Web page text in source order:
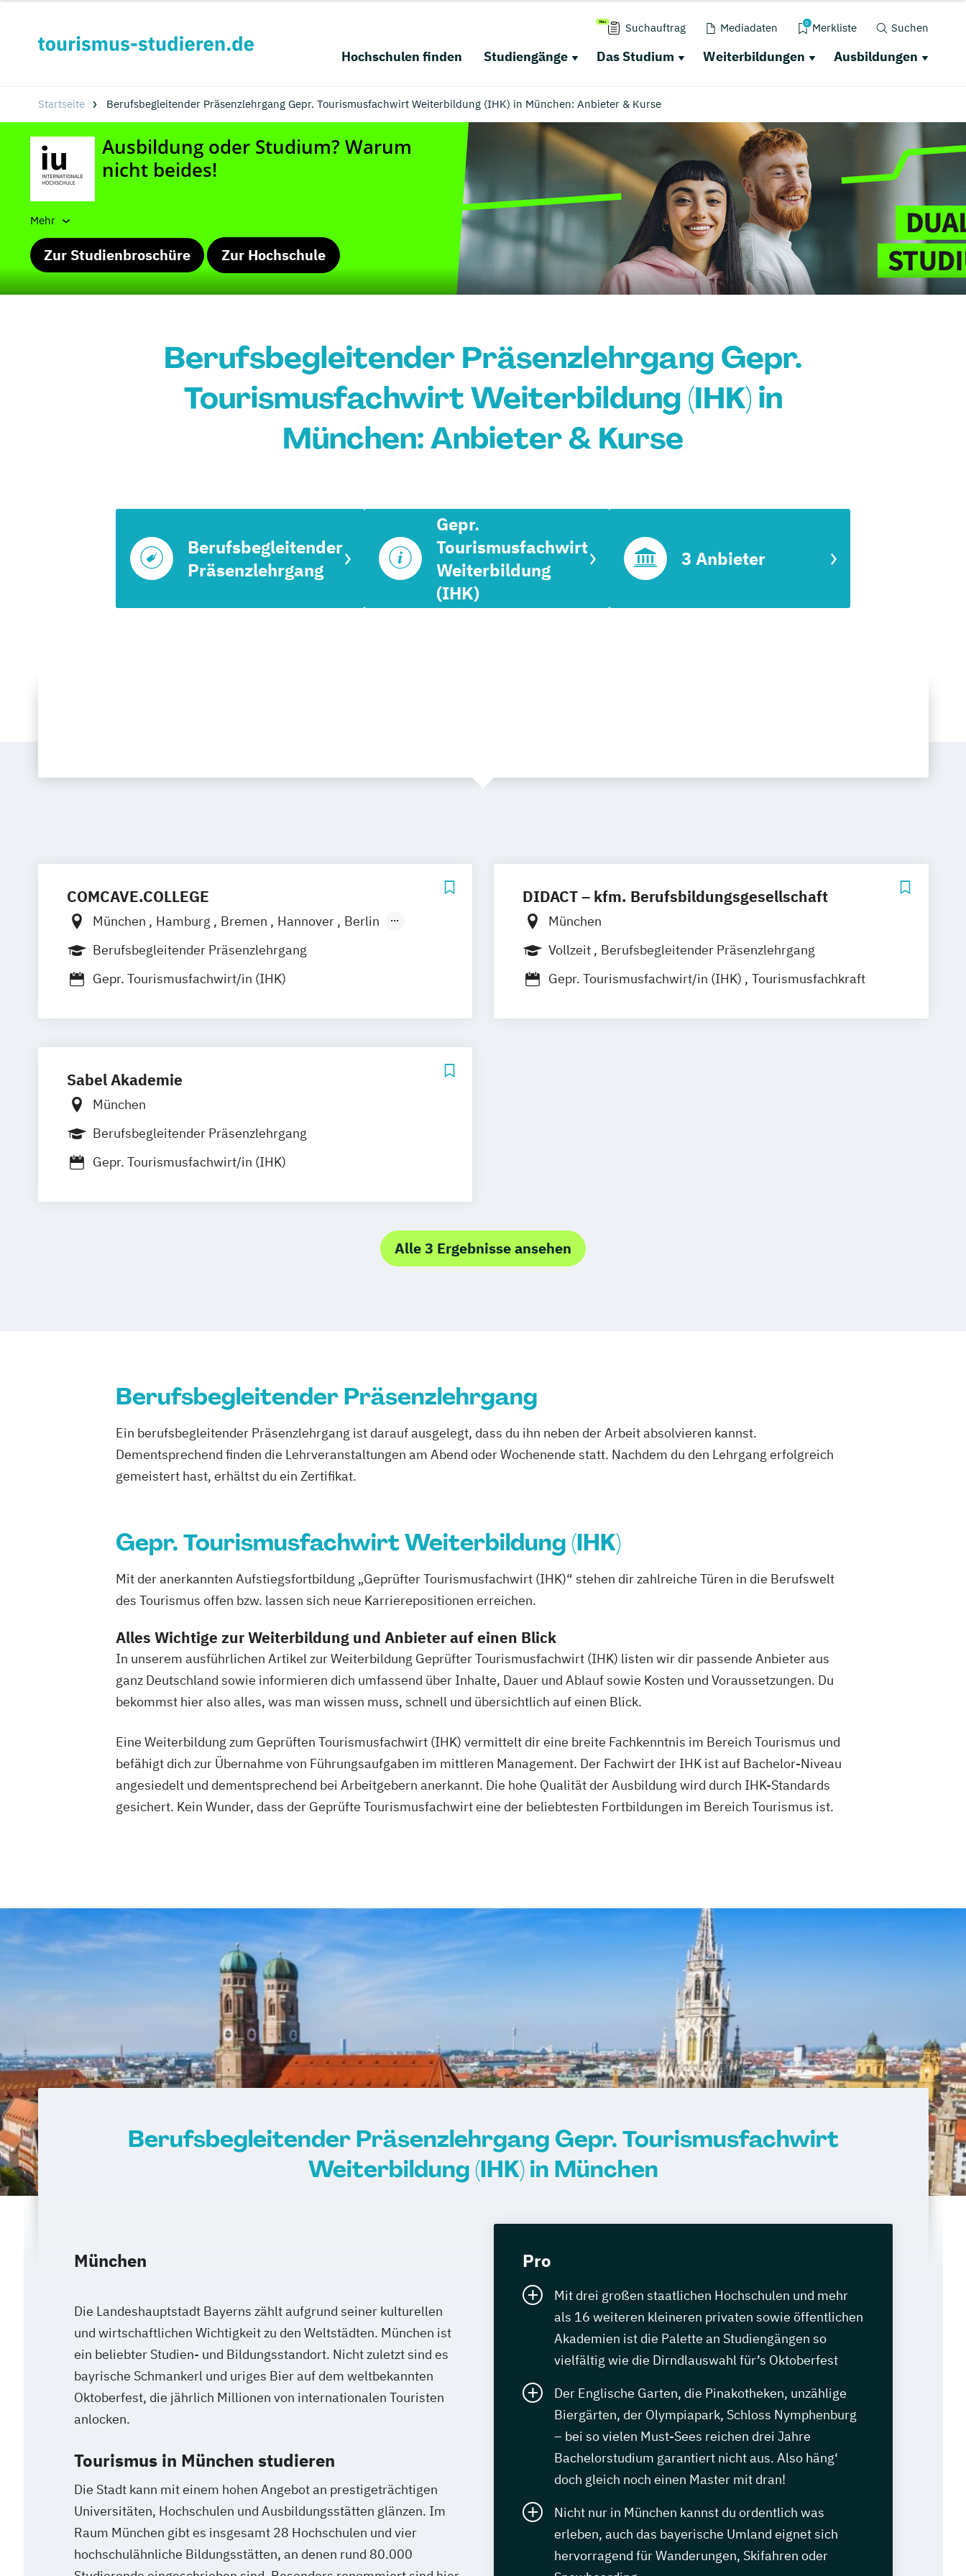
Suchauftrag Mediadaten 0 Merkliste Suchen
Hochschulen finden Studiengänge Das Studium Weiterbildungen Ausbildungen
Startseite Berufsbegleitender Präsenzlehrgang Gepr. Tourismusfachwirt Weiterbildung (IHK) in München: Anbieter & Kurse
Mehr
Zur Studienbroschüre Zur Hochschule
Berufsbegleitender Präsenzlehrgang Gepr.
Tourismusfachwirt Weiterbildung (IHK) in
München: Anbieter & Kurse
Berufsbegleitender
Präsenzlehrgang
Gepr.
Tourismusfachwirt
Weiterbildung
(IHK)
3 Anbieter
COMCAVE.COLLEGE
München Hamburg Bremen Hannover
Berlin
Leipzig
Dresden Nürnberg Münster
Essen Düsseldorf
Mönchengladbach Siegen Wiesbaden
Augsburg
Berufsbegleitender Präsenzlehrgang
Gepr. Tourismusfachwirt/in (IHK)
DIDACT – kfm. Berufsbildungsgesellschaft
München
Vollzeit
Berufsbegleitender Präsenzlehrgang
Gepr. Tourismusfachwirt/in (IHK)
Tourismusfachkraft
Sabel Akademie
München
Berufsbegleitender Präsenzlehrgang
Gepr. Tourismusfachwirt/in (IHK)
Alle 3 Ergebnisse ansehen
Berufsbegleitender Präsenzlehrgang
Ein berufsbegleitender Präsenzlehrgang ist darauf ausgelegt, dass du ihn neben der Arbeit absolvieren kannst.
Dementsprechend finden die Lehrveranstaltungen am Abend oder Wochenende statt. Nachdem du den Lehrgang erfolgreich
gemeistert hast, erhältst du ein Zertifikat.
Gepr. Tourismusfachwirt Weiterbildung (IHK)
Mit der anerkannten Aufstiegsfortbildung „Geprüfter Tourismusfachwirt (IHK)“ stehen dir zahlreiche Türen in die Berufswelt
des Tourismus offen bzw. lassen sich neue Karrierepositionen erreichen.
Alles Wichtige zur Weiterbildung und Anbieter auf einen Blick
In unserem ausführlichen Artikel zur Weiterbildung Geprüfter Tourismusfachwirt (IHK) listen wir dir passende Anbieter aus
ganz Deutschland sowie informieren dich umfassend über Inhalte, Dauer und Ablauf sowie Kosten und Voraussetzungen. Du
bekommst hier also alles, was man wissen muss, schnell und übersichtlich auf einen Blick.
Eine Weiterbildung zum Geprüften Tourismusfachwirt (IHK) vermittelt dir eine breite Fachkenntnis im Bereich Tourismus und
befähigt dich zur Übernahme von Führungsaufgaben im mittleren Management. Der Fachwirt der IHK ist auf Bachelor-Niveau
angesiedelt und dementsprechend bei Arbeitgebern anerkannt. Die hohe Qualität der Ausbildung wird durch IHK-Standards
gesichert. Kein Wunder, dass der Geprüfte Tourismusfachwirt eine der beliebtesten Fortbildungen im Bereich Tourismus ist.
Berufsbegleitender Präsenzlehrgang Gepr. Tourismusfachwirt
Weiterbildung (IHK) in München
München
Die Landeshauptstadt Bayerns zählt aufgrund seiner kulturellen
und wirtschaftlichen Wichtigkeit zu den Weltstädten. München ist
ein beliebter Studien- und Bildungsstandort. Nicht zuletzt sind es
bayrische Schmankerl und uriges Bier auf dem weltbekannten
Oktoberfest, die jährlich Millionen von internationalen Touristen
anlocken.
Tourismus in München studieren
Die Stadt kann mit einem hohen Angebot an prestigeträchtigen
Universitäten, Hochschulen und Ausbildungsstätten glänzen. Im
Raum München gibt es insgesamt 28 Hochschulen und vier
hochschulähnliche Bildungsstätten, an denen rund 80.000
Pro
Mit drei großen staatlichen Hochschulen und mehr
als 16 weiteren kleineren privaten sowie öffentlichen
Akademien ist die Palette an Studiengängen so
vielfältig wie die Dirndlauswahl für’s Oktoberfest
Der Englische Garten, die Pinakotheken, unzählige
Biergärten, der Olympiapark, Schloss Nymphenburg
– bei so vielen Must-Sees reichen drei Jahre
Bachelorstudium garantiert nicht aus. Also häng‘
doch gleich noch einen Master mit dran!
Nicht nur in München kannst du ordentlich was
erleben, auch das bayerische Umland eignet sich
hervorragend für Wanderungen, Skifahren oder